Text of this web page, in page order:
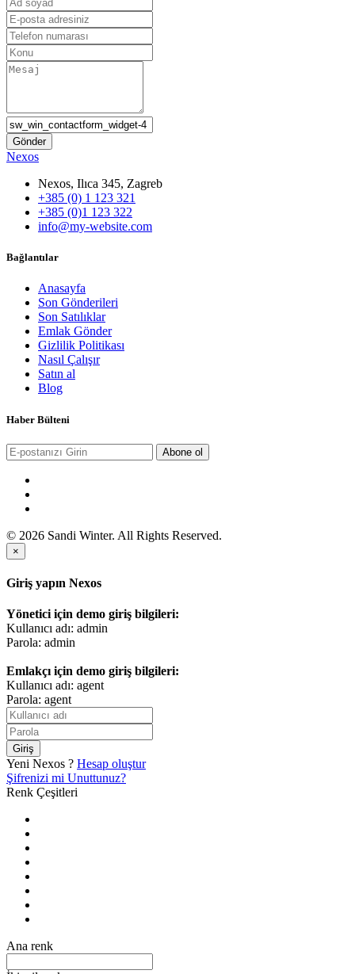
Nexos
Nexos, Ilıca 345, Zagreb
+385 (0) 1 123 321
+385 (0)1 123 322
info@my-website.com
Bağlantılar
Anasayfa
Son Gönderileri
Son Satılıklar
Emlak Gönder
Gizlilik Politikası
Nasıl Çalışır
Satın al
Blog
Haber Bülteni
Abone ol
© 2026 Sandi Winter. All Rights Reserved.
×
Giriş yapın Nexos
Yönetici için demo giriş bilgileri:
Kullanıcı adı: admin
Parola: admin
Emlakçı için demo giriş bilgileri:
Kullanıcı adı: agent
Parola: agent
Giriş
Yeni Nexos ? Hesap oluştur
Şifrenizi mi Unuttunuz?
Renk Çeşitleri
Ana renk